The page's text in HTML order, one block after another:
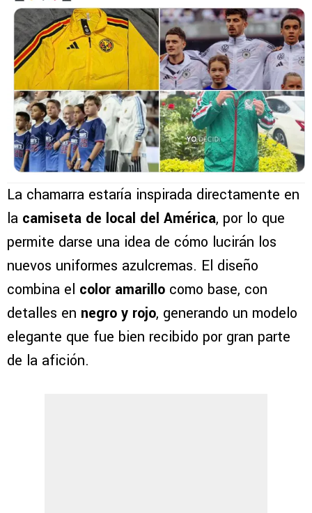
La chamarra estaría inspirada directamente en
la camiseta de local del América, por lo que
permite darse una idea de cómo lucirán los
nuevos uniformes azulcremas. El diseño
combina el color amarillo como base, con
detalles en negro y rojo, generando un modelo
elegante que fue bien recibido por gran parte
de la afición.